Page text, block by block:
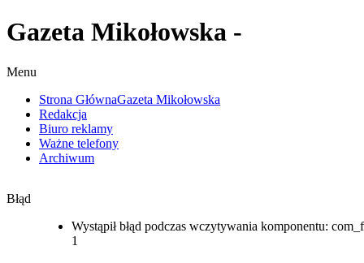
Gazeta Mikołowska -
Menu
Strona GłównaGazeta Mikołowska
Redakcja
Biuro reklamy
Ważne telefony
Archiwum
Błąd
Wystąpił błąd podczas wczytywania komponentu:
1